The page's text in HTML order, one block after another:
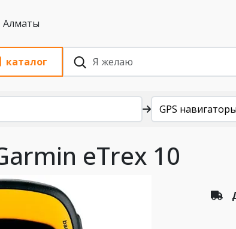
KZT, с НДС, Алматы
каталог
GPS навигаторы
eTrex 10